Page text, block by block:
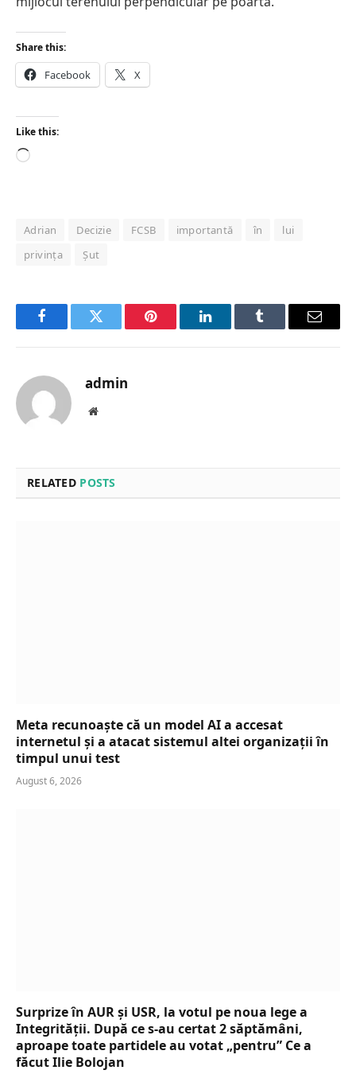
Share this:
Facebook X
Like this:
Loading…
Adrian Decizie FCSB importantă în
lui
privința
Șut
FacebookTwitter Pinterest LinkedInTumblr Email
admin
Website
RELATED POSTS
Meta recunoaște că un model AI a accesat
internetul și a atacat sistemul altei organizații în
timpul unui test
August 6, 2026
Surprize în AUR și USR, la votul pe noua lege a
Integrității. După ce s-au certat 2 săptămâni,
aproape toate partidele au votat „pentru” Ce a
făcut Ilie Bolojan